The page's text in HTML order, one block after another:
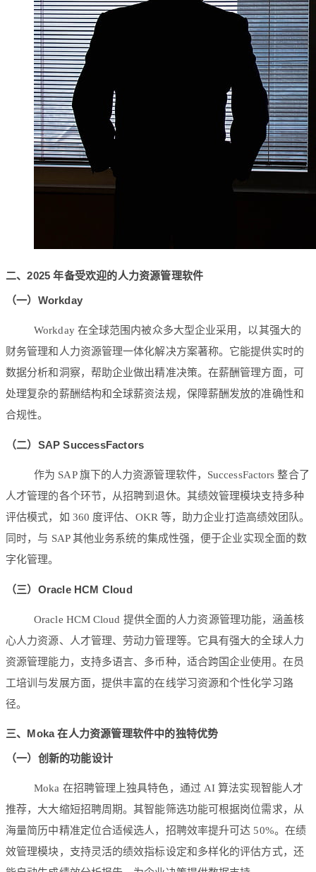
二、2025 年备受欢迎的人力资源管理软件
（一）Workday
Workday 在全球范围内被众多大型企业采用，以其强大的
财务管理和人力资源管理一体化解决方案著称。它能提供实时的
数据分析和洞察，帮助企业做出精准决策。在薪酬管理方面，可
处理复杂的薪酬结构和全球薪资法规，保障薪酬发放的准确性和
合规性。
（二）SAP SuccessFactors
作为 SAP 旗下的人力资源管理软件，SuccessFactors 整合了
人才管理的各个环节，从招聘到退休。其绩效管理模块支持多种
评估模式，如 360 度评估、OKR 等，助力企业打造高绩效团队。
同时，与 SAP 其他业务系统的集成性强，便于企业实现全面的数
字化管理。
（三）Oracle HCM Cloud
Oracle HCM Cloud 提供全面的人力资源管理功能，涵盖核
心人力资源、人才管理、劳动力管理等。它具有强大的全球人力
资源管理能力，支持多语言、多币种，适合跨国企业使用。在员
工培训与发展方面，提供丰富的在线学习资源和个性化学习路
径。
三、Moka 在人力资源管理软件中的独特优势
（一）创新的功能设计
Moka 在招聘管理上独具特色，通过 AI 算法实现智能人才
推荐，大大缩短招聘周期。其智能筛选功能可根据岗位需求，从
海量简历中精准定位合适候选人，招聘效率提升可达 50%。在绩
效管理模块，支持灵活的绩效指标设定和多样化的评估方式，还